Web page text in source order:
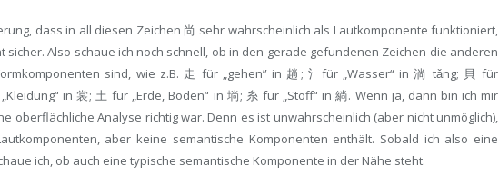
dass in all diesen Zeichen 尚 sehr wahrscheinlich als Lautkomponente funktioniert,
sicher. Also schaue ich noch schnell, ob in den gerade gefundenen Zeichen die anderen
sind, wie z.B. 走 für „gehen” in 趟; 氵für „Wasser“ in 淌 tǎng; 貝 für
in 裳; 土 für „Erde, Boden“ in 埫; 糸 für „Stoff“ in 緔. Wenn ja, dann bin ich mir
oberflächliche Analyse richtig war. Denn es ist unwahrscheinlich (aber nicht unmöglich),
aber keine semantische Komponenten enthält. Sobald ich also eine
ich, ob auch eine typische semantische Komponente in der Nähe steht.